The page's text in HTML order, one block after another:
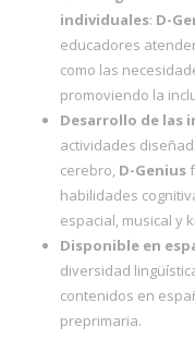
individuales: D-
educadores
como las
promoviendo la
Desarrollo de las
actividades
cerebro, D-Genius
habilidades
espacial, musical y
Disponible en
diversidad
contenidos en
preprimaria.